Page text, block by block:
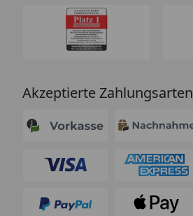
Akzeptierte Zahlungsarten